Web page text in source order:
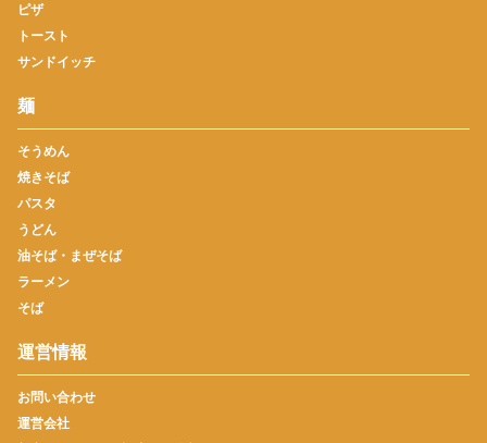
ピザ
トースト
サンドイッチ
麺
そうめん
焼きそば
パスタ
うどん
油そば・まぜそば
ラーメン
そば
運営情報
お問い合わせ
運営会社